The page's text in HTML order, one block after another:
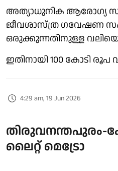
അത്യാധുനിക ആരോഗ്യ
ജീവശാസ്ത്ര ഗവേഷണ
ഒരുക്കുന്നതിനുള്ള
ഇതിനായി 100 കോടി
4:29 am, 19 Jun 2026
തിരുവനന്തപുരം-
ലൈറ്റ് മെട്രോ